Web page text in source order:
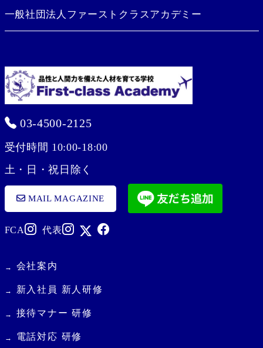
一般社団法人ファーストクラスアカデミー
03-4500-2125
受付時間 10:00-18:00
土・日・祝日除く
MAIL MAGAZINE
FCA 代表
会社案内
新入社員 新人研修
接待マナー 研修
電話対応 研修